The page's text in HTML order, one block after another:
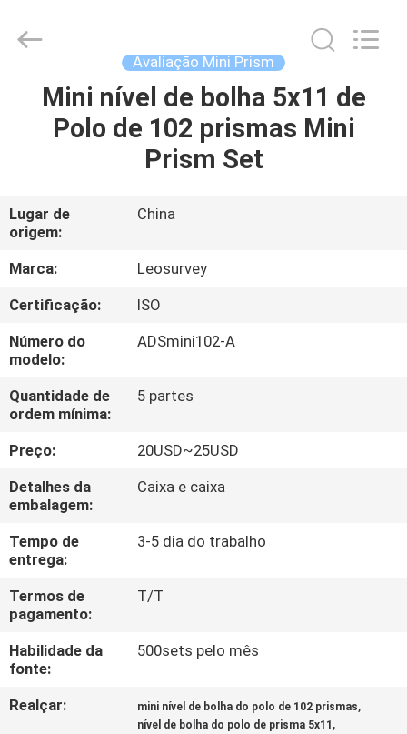
CASA
SOBRE
NÓS
EXCURSÃO
DA
FÁBRICA
CONTROLE
DA
QUALIDADE
CONTACTE-
NOS
PEÇA
UMAS
CITAÇÕES
Survey
Instrument
Avaliação Mini Prism
Mini nível de bolha 5x11 de
Polo de 102 prismas Mini
Prism Set
Lugar de
origem:
China
Marca:
Leosurvey
Certificação:
ISO
Número do
modelo:
ADSmini102-A
Quantidade de
ordem mínima:
5 partes
Preço:
20USD~25USD
Detalhes da
embalagem:
Caixa e caixa
Tempo de
entrega:
3-5 dia do trabalho
Termos de
pagamento:
T/T
Habilidade da
fonte:
500sets pelo mês
Realçar: mini nível de bolha do polo de 102 prismas,
nível de bolha do polo de prisma 5x11 ,